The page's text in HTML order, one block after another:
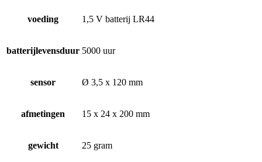
voeding 1,5 V batterij LR44
batterijlevensduur 5000 uur
sensor Ø 3,5 x 120 mm
afmetingen 15 x 24 x 200 mm
gewicht 25 gram